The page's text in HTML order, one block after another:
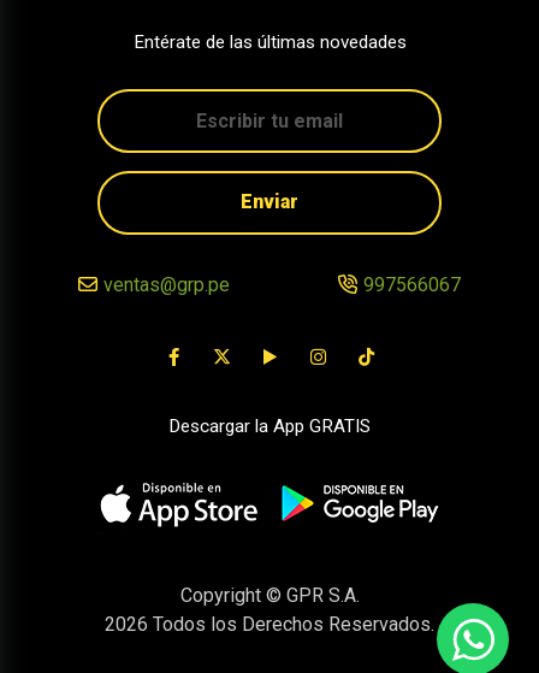
Entérate de las últimas novedades
Enviar
ventas@grp.pe 997566067
Descargar la App GRATIS
Copyright © GPR S.A.
2026 Todos los Derechos Reservados.